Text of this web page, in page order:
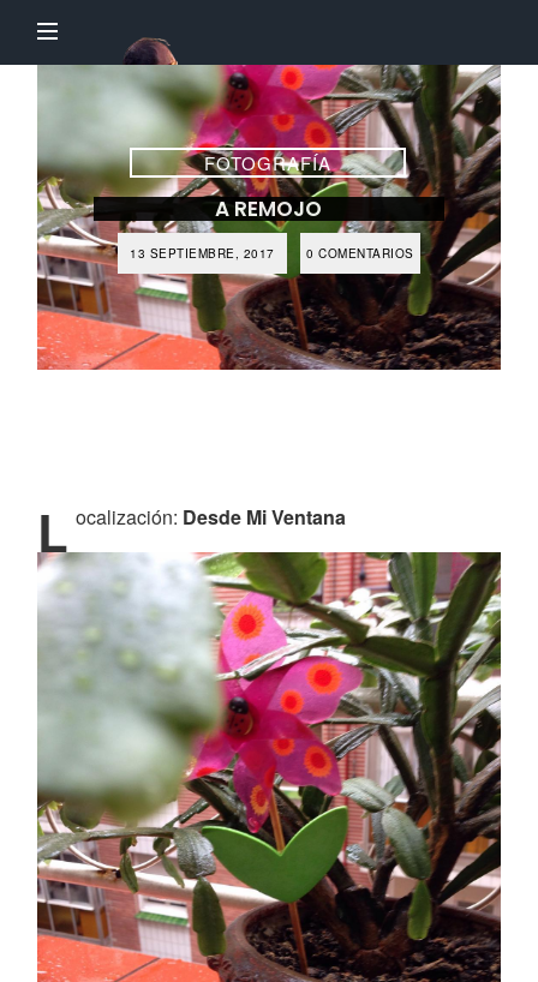
Profesor
Chillón
FOTOGRAFÍA
A REMOJO
13 SEPTIEMBRE, 2017 0 COMENTARIOS
L ocalización: Desde Mi Ventana